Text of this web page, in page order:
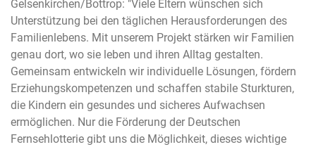
Gelsenkirchen/Bottrop: "Viele Eltern wünschen sich
Unterstützung bei den täglichen Herausforderungen des
Familienlebens. Mit unserem Projekt stärken wir Familien
genau dort, wo sie leben und ihren Alltag gestalten.
Gemeinsam entwickeln wir individuelle Lösungen, fördern
Erziehungskompetenzen und schaffen stabile Sturkturen,
die Kindern ein gesundes und sicheres Aufwachsen
ermöglichen. Nur die Förderung der Deutschen
Fernsehlotterie gibt uns die Möglichkeit, dieses wichtige